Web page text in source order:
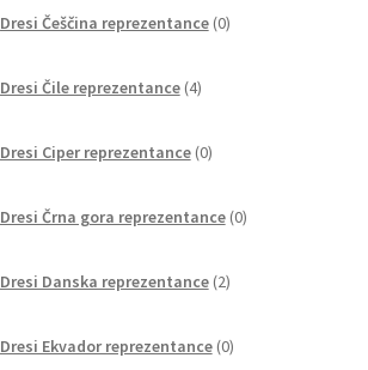
Dresi Češčina reprezentance 0izdelkov
Dresi Čile reprezentance 4izdelki
Dresi Ciper reprezentance 0izdelkov
Dresi Črna gora reprezentance 0izdelkov
Dresi Danska reprezentance 2izdelka
Dresi Ekvador reprezentance 0izdelkov